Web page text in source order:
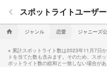
keyboard_arrow_left スポットライトユーザ
home ジャンル 恋愛
累計スポットライト数は2023年11月7日
トを当てた数も含みます。そのため、スポ
ポットライト数の総和と一致しない場合があ